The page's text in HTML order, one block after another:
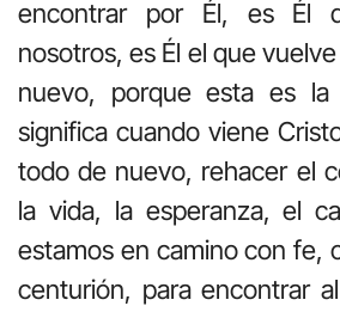
encontrar por Él, es Él
nosotros, es Él el que
nuevo, porque esta es
significa cuando viene
todo de nuevo, rehacer el
la vida, la esperanza, el
estamos en camino con fe,
centurión, para encontrar